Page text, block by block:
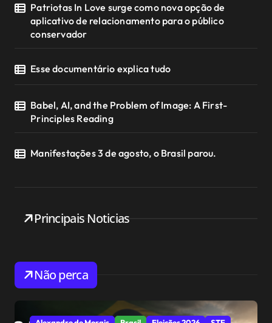
Patriotas In Love surge como nova opção de
aplicativo de relacionamento para o público
conservador
Esse documentário explica tudo
Babel, AI, and the Problem of Image: A First-
Principles Reading
Manifestações 3 de agosto, o Brasil parou.
Principais Noticias
Não perca